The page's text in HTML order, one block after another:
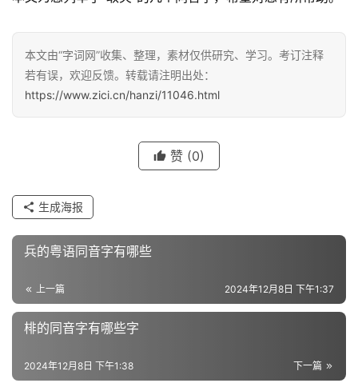
组
词
反
义
本文由“字词网”收集、整理，素材仅供研究、学习。考订注释
若有误，欢迎反馈。转载请注明出处：
https://www.zici.cn/hanzi/11046.html
赞 (0)
生成海报
兵的粤语同音字有哪些
上一篇 2024年12月8日 下午1:37
棑的同音字有哪些字
下一篇
2024年12月8日 下午1:38